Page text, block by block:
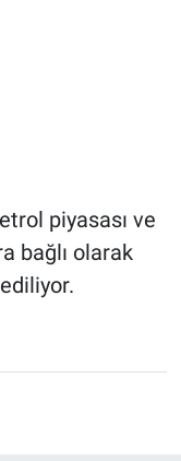
piyasası ve
bağlı olarak